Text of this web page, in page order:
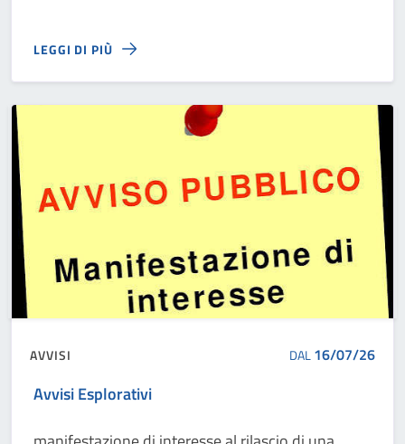
LEGGI DI PIÙ
AVVISI DAL16/07/26
Avvisi Esplorativi